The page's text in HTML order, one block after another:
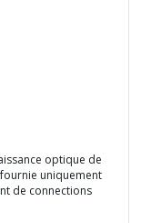
optique de
uniquement
de connections